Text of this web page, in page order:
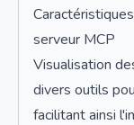
serveur MCP
Visualisation
divers outils
facilitant ainsi